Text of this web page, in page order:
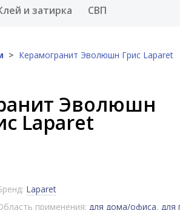
меню
и затирка СВП
Керамогранит Эволюшн Грис Laparet
Эволюшн
Laparet
Laparet
применения: для дома/офиса, для